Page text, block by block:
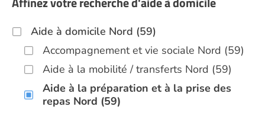
Aide à domicile Nord (59)
Accompagnement et vie sociale Nord (59)
Aide à la mobilité / transferts Nord (59)
Aide à la préparation et à la prise des
repas Nord (59)